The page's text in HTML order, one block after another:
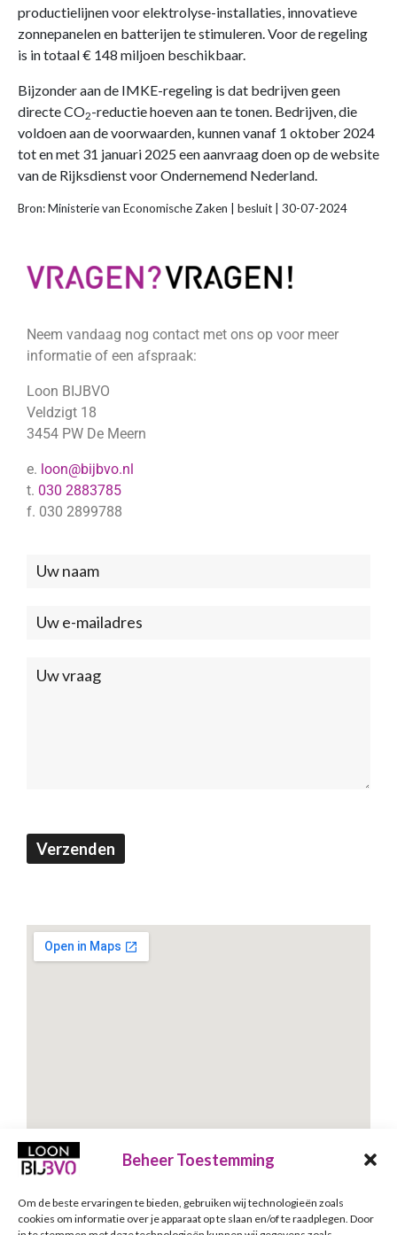
Beheer Toestemming
Om de beste ervaringen te bieden, gebruiken wij technologieën zoals
cookies om informatie over je apparaat op te slaan en/of te raadplegen. Door
productielijnen voor elektrolyse-installaties, innovatieve
zonnepanelen en batterijen te stimuleren. Voor de regeling
is in totaal € 148 miljoen beschikbaar.
Bijzonder aan de IMKE-regeling is dat bedrijven geen
directe CO2-reductie hoeven aan te tonen. Bedrijven, die
voldoen aan de voorwaarden, kunnen vanaf 1 oktober 2024
tot en met 31 januari 2025 een aanvraag doen op de website
van de Rijksdienst voor Ondernemend Nederland.
Bron: Ministerie van Economische Zaken | besluit | 30-07-2024
Neem vandaag nog contact met ons op voor meer
informatie of een afspraak:
Loon BIJBVO
Veldzigt 18
3454 PW De Meern
e. loon@bijbvo.nl
t. 030 2883785
f. 030 2899788
Neem
met
ons
Verzenden
Schrijf je in voor onze nieuwsbrief